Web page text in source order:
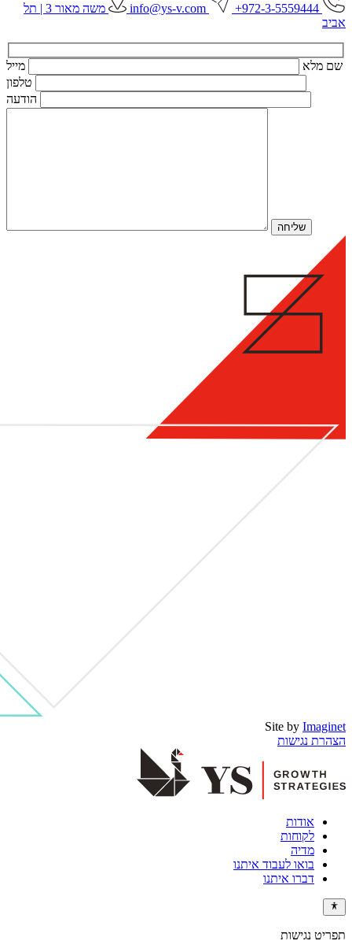
info@ys-v.com
משה מאור 3 | תל
אביב
שם מלא
מייל
טלפון
הודעה
Site by Imaginet
הצהרת נגישות
אודות
לקוחות
מדיה
בואו לעבוד איתנו
דברו איתנו
תפריט נגישות